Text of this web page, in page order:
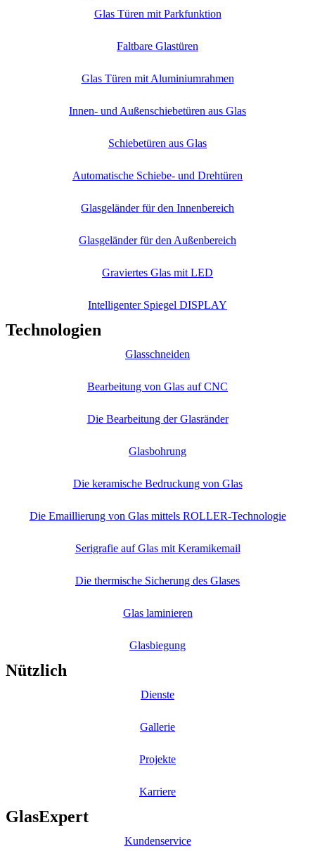
Glas Türen mit Parkfunktion
Faltbare Glastüren
Glas Türen mit Aluminiumrahmen
Innen- und Außenschiebetüren aus Glas
Schiebetüren aus Glas
Automatische Schiebe- und Drehtüren
Glasgeländer für den Innenbereich
Glasgeländer für den Außenbereich
Graviertes Glas mit LED
Intelligenter Spiegel DISPLAY
Technologien
Glasschneiden
Bearbeitung von Glas auf CNC
Die Bearbeitung der Glasränder
Glasbohrung
Die keramische Bedruckung von Glas
Die Emaillierung von Glas mittels ROLLER-Technologie
Serigrafie auf Glas mit Keramikemail
Die thermische Sicherung des Glases
Glas laminieren
Glasbiegung
Nützlich
Dienste
Gallerie
Projekte
Karriere
GlasExpert
Kundenservice